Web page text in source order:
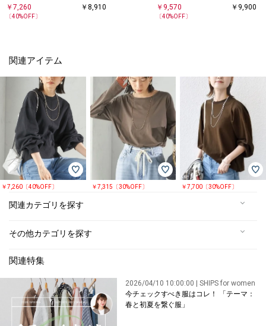
カード イージー ワイ
ド パンツ
￥ 7,260
〔40%OFF〕
カード ポロ 襟 ショ
￥8,910
フレア ロング スカー
ト
￥ 9,570
〔40%OFF〕
シアー ジ
￥ 9,900
関連アイテム
￥7,260〔40%OFF〕 ￥7,315〔30%OFF〕 ￥7,700〔30%OFF〕
関連カテゴリを探す
その他カテゴリを探す
関連特集
2026/04/10 10:00:00 | SHIPS for women
今チェックすべき服はコレ！ 「テーマ：
春と初夏を繋ぐ服」